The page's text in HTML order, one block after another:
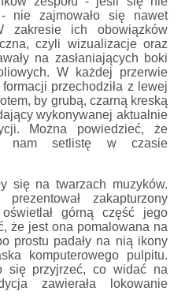
nie zajmowało się nawet
zakresie ich obowiązków
czyli wizualizacje oraz
na zasłaniających boki
W każdej przerwie
przechodziła z lewej
by grubą, czarną kreską
wykonywanej aktualnie
Można powiedzieć, że
nam setlistę w czasie
się na twarzach muzyków.
zakapturzony
górną część jego
że jest ona pomalowana na
prostu padały na nią ikony
komputerowego pulpitu.
się przyjrzeć, co widać na
zawierała lokowanie